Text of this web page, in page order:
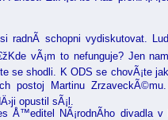
radnÃ­ schopni vydiskutovat.
vÃ¡m to nefunguje? Jen
se shodli. K ODS se chovÃ¡te
postoj Martinu
opustil sÃ¡l.
NÃ¡rodnÃ­ho divadla v